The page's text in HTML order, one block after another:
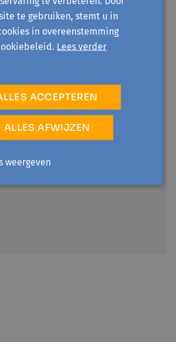
te gebruiken, stemt u in
in overeenstemming
Lees verder
ACCEPTEREN
ALLES AFWIJZEN
weergeven